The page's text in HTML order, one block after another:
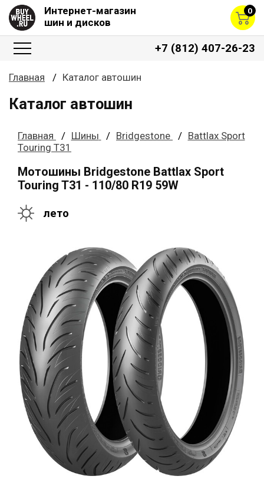
Интернет-магазин
шин и дисков
0
+7 (812) 407-26-23
Главная Каталог автошин
Каталог автошин
Главная Шины Bridgestone
Battlax Sport
Touring T31
Мотошины Bridgestone Battlax Sport
Touring T31 - 110/80 R19 59W
лето